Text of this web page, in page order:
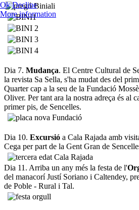
Dia 7. Mudança. El Centre Cultural de
la revista Sa Sella, s'ha mudat des del
Quarter cap a la seu de la Fundació
Oliver. Per tant ara la nostra adreça és al
primer pis, de Sencelles.
Dia 10. Excursió a Cala Rajada amb
Cega per part de la Gent Gran de
Dia 11. Arriba un any més la festa de l'
del manacorí Justí Soriano i Caltendey,
de Poble - Rural i Tal.
Ok Decline
More information